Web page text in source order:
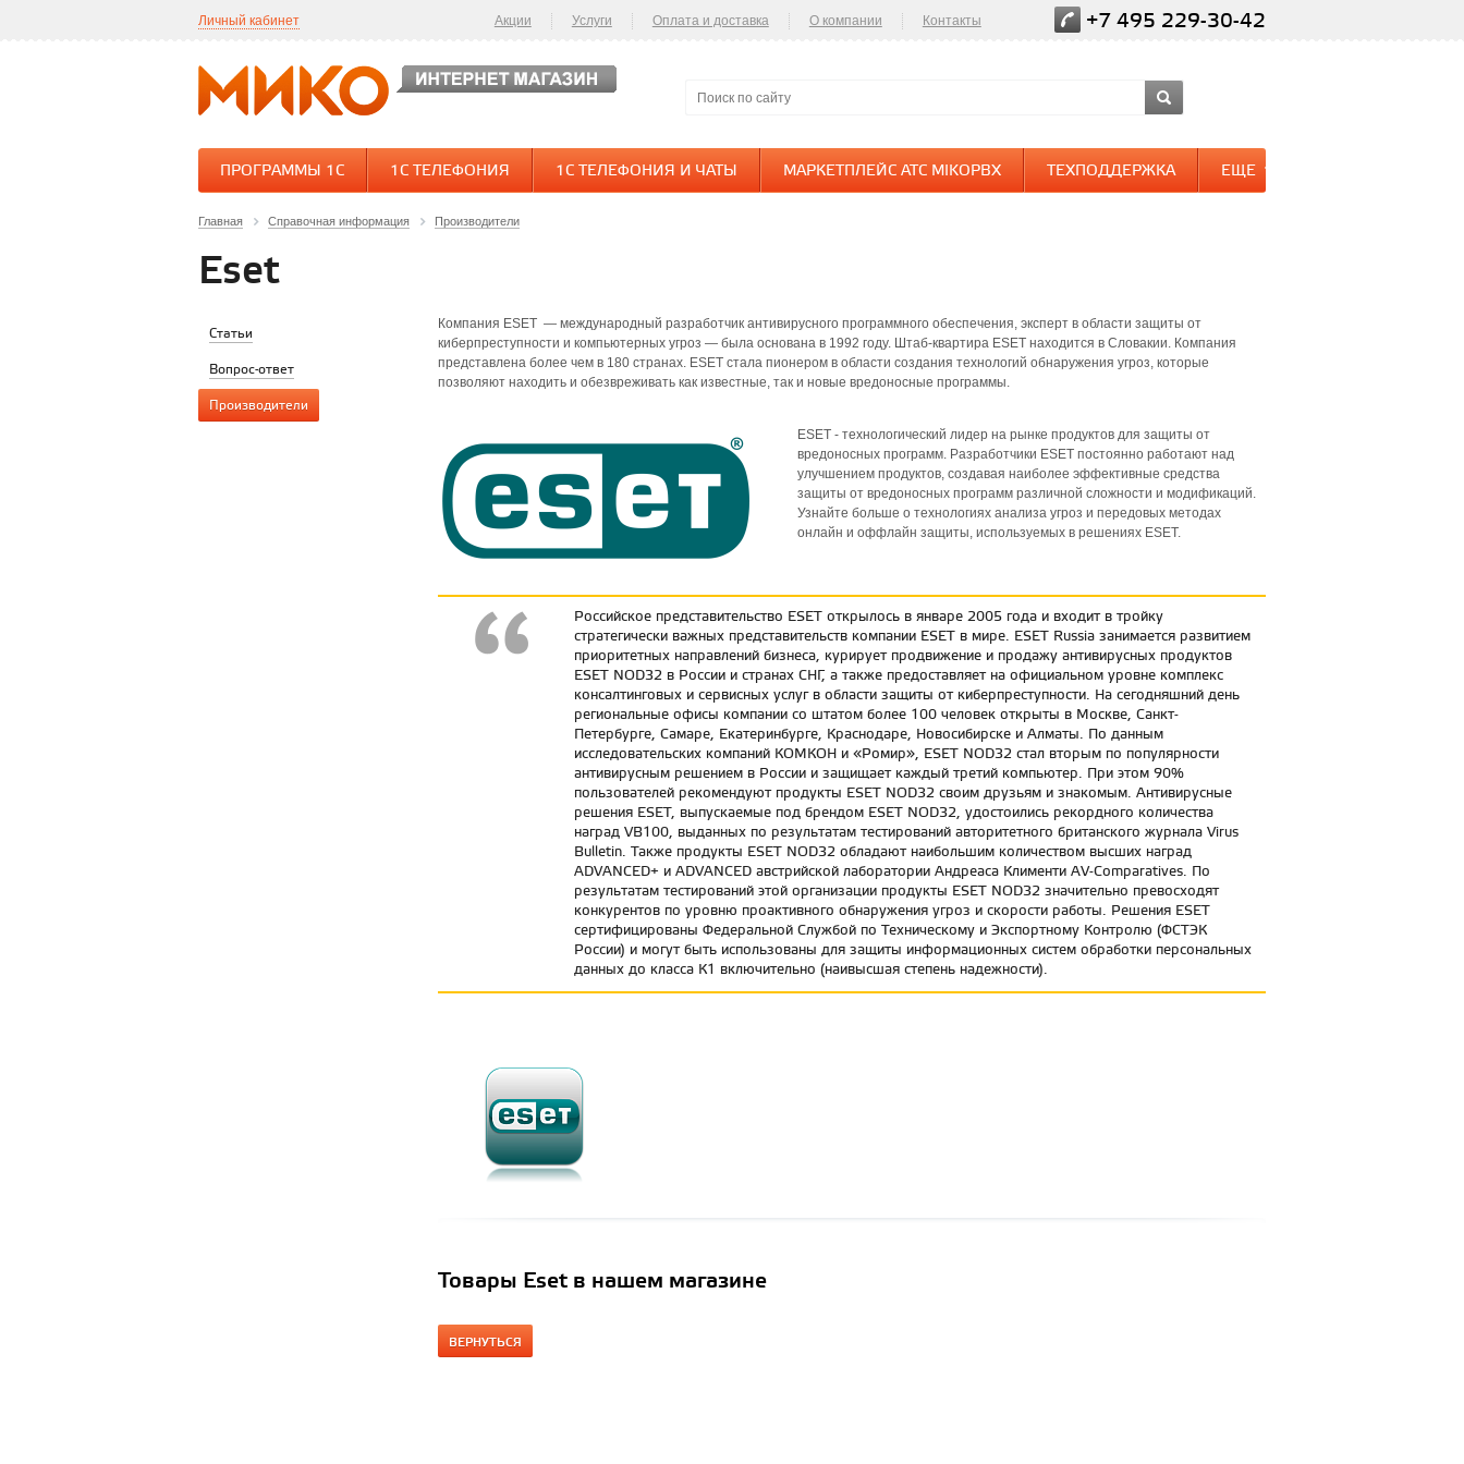
Личный кабинет Акции Услуги Оплата и доставка О компании Контакты +7 495 229-30-42
ПРОГРАММЫ 1С 1С ТЕЛЕФОНИЯ 1С ТЕЛЕФОНИЯ И ЧАТЫ МАРКЕТПЛЕЙС АТС MIKOPBX ТЕХПОДДЕРЖКА ЕЩЕ
Главная Справочная информация Производители
Eset
Статьи
Вопрос-ответ
Производители
Компания ESET — международный разработчик антивирусного программного обеспечения, эксперт в области защиты от
киберпреступности и компьютерных угроз — была основана в 1992 году. Штаб-квартира ESET находится в Словакии. Компания
представлена более чем в 180 странах. ESET стала пионером в области создания технологий обнаружения угроз, которые
позволяют находить и обезвреживать как известные, так и новые вредоносные программы.
ESET - технологический лидер на рынке продуктов для защиты от
вредоносных программ. Разработчики ESET постоянно работают над
улучшением продуктов, создавая наиболее эффективные средства
защиты от вредоносных программ различной сложности и модификаций.
Узнайте больше о технологиях анализа угроз и передовых методах
онлайн и оффлайн защиты, используемых в решениях ESET.
Российское представительство ESET открылось в январе 2005 года и входит в тройку
стратегически важных представительств компании ESET в мире. ESET Russia занимается развитием
приоритетных направлений бизнеса, курирует продвижение и продажу антивирусных продуктов
ESET NOD32 в России и странах СНГ, а также предоставляет на официальном уровне комплекс
консалтинговых и сервисных услуг в области защиты от киберпреступности. На сегодняшний день
региональные офисы компании со штатом более 100 человек открыты в Москве, Санкт-
Петербурге, Самаре, Екатеринбурге, Краснодаре, Новосибирске и Алматы. По данным
исследовательских компаний КОМКОН и «Ромир», ESET NOD32 стал вторым по популярности
антивирусным решением в России и защищает каждый третий компьютер. При этом 90%
пользователей рекомендуют продукты ESET NOD32 своим друзьям и знакомым. Антивирусные
решения ESET, выпускаемые под брендом ESET NOD32, удостоились рекордного количества
наград VB100, выданных по результатам тестирований авторитетного британского журнала Virus
Bulletin. Также продукты ESET NOD32 обладают наибольшим количеством высших наград
ADVANCED+ и ADVANCED австрийской лаборатории Андреаса Клименти AV-Comparatives. По
результатам тестирований этой организации продукты ESET NOD32 значительно превосходят
конкурентов по уровню проактивного обнаружения угроз и скорости работы. Решения ESET
сертифицированы Федеральной Службой по Техническому и Экспортному Контролю (ФСТЭК
России) и могут быть использованы для защиты информационных систем обработки персональных
данных до класса К1 включительно (наивысшая степень надежности).
Товары Eset в нашем магазине
ВЕРНУТЬСЯ